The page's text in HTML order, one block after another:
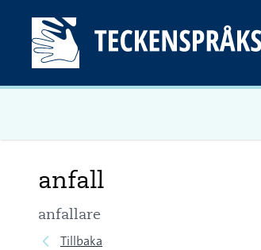
anfall
anfallare
Tillbaka